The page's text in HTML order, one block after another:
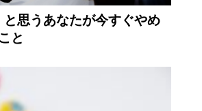
と思うあなたが今すぐやめ
と